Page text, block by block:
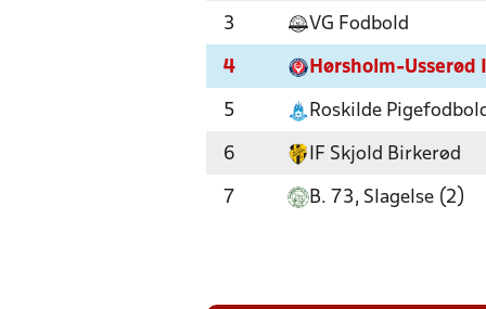
3 VG Fodbold
4 Hørsholm-Usserød
5 Roskilde
6 IF Skjold Birkerød
7 B. 73, Slagelse (2)